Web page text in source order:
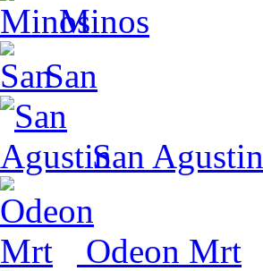
Minos
San
San Agustin
Odeon Mrt